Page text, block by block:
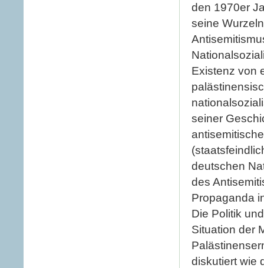
den 1970er
seine
Existenz von
seiner
deutschen
des
Propaganda
Die Politik
Situation der
diskutiert wie